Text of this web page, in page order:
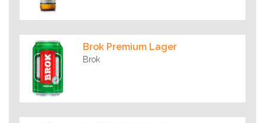
Brok Premium Lager
Brok